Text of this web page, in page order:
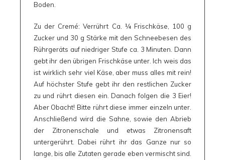
Boden.
Zu der Cremé: Verrührt Ca. 1⁄4 Frischkäse, 100 g
Zucker und 30 g Stärke mit den Schneebesen des
Rührgeräts auf niedriger Stufe ca. 3 Minuten. Dann
gebt ihr den übrigen Frischkäse unter. Ich weis das
ist wirklich sehr viel Käse, aber muss alles mit rein!
Auf höchster Stufe gebt ihr den restlichen Zucker
zu und rührt diesen ein. Danach folgen die 3 Eier!
Aber Obacht! Bitte rührt diese immer einzeln unter.
Anschließend wird die Sahne, sowie den Abrieb
der Zitronenschale und etwas Zitronensaft
untergerührt. Dabei rührt ihr das Ganze nur so
lange, bis alle Zutaten gerade eben vermischt sind.